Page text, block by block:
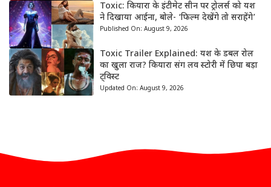
Toxic: कियारा के इंटीमेट सीन पर ट्रोलर्स को यश
ने दिखाया आईना, बोले- ‘फिल्म देखेंगे तो सराहेंगे’
Published On: August 9, 2026
Toxic Trailer Explained: यश के डबल रोल
का खुला राज? कियारा संग लव स्टोरी में छिपा बड़ा
ट्विस्ट
Updated On: August 9, 2026